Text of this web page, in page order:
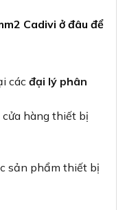
Cadivi ở đâu để
các đại lý phân
cửa hàng thiết bị
sản phẩm thiết bị